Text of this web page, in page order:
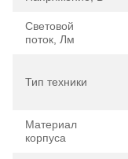
Световой
поток, Лм
Тип техники
Материал
корпуса